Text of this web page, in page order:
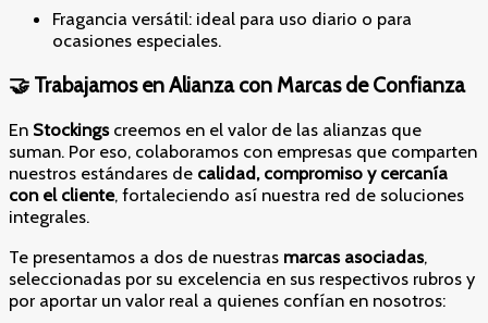
Fragancia versátil: ideal para uso diario o para
ocasiones especiales.
🤝 Trabajamos en Alianza con Marcas de Confianza
En Stockingscreemos en el valor de las alianzas que
suman. Por eso, colaboramos con empresas que comparten
nuestros estándares de calidad, compromiso y cercanía
con el cliente, fortaleciendo así nuestra red de soluciones
integrales.
Te presentamos a dos de nuestras marcas asociadas,
seleccionadas por su excelencia en sus respectivos rubros y
por aportar un valor real a quienes confían en nosotros: